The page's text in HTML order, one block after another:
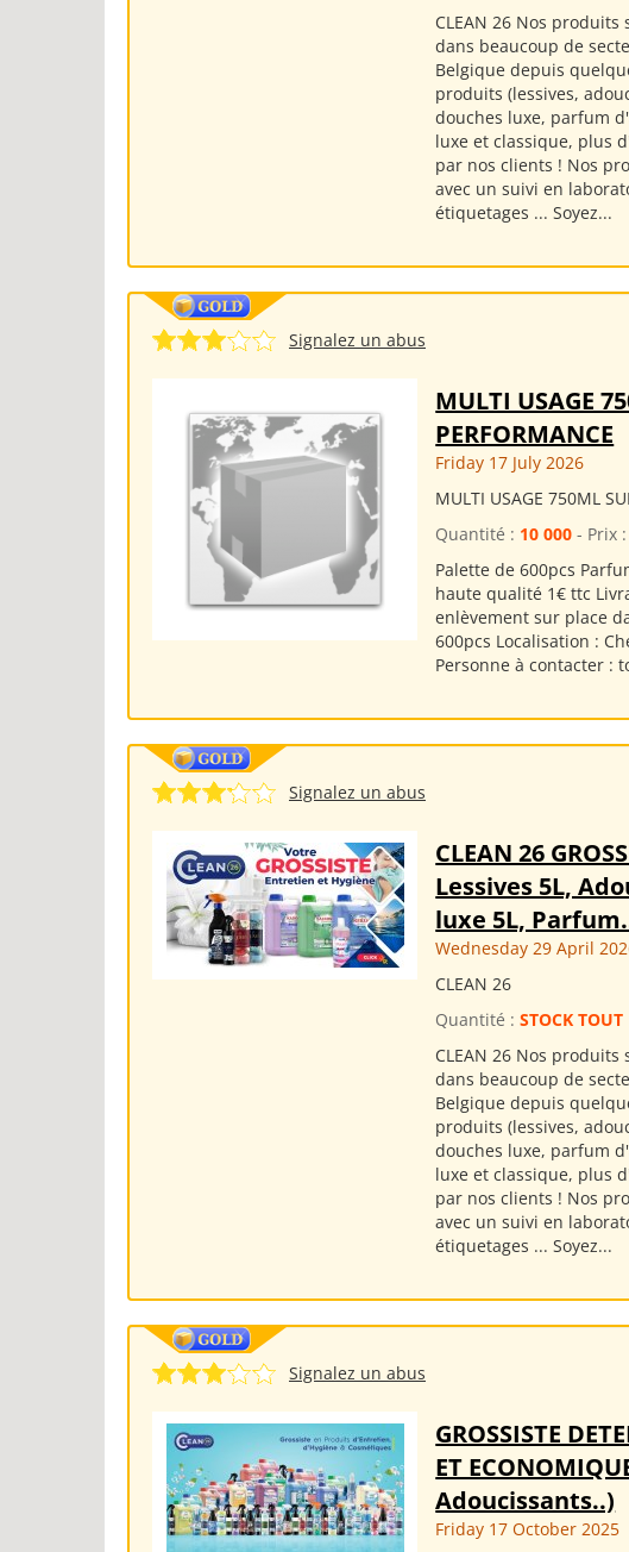
CLEAN 26 Nos
dans beaucoup de
Belgique depuis
produits (lessives,
douches luxe, parfum
luxe et classique, plus
par nos clients ! Nos
avec un suivi en
étiquetages ... Soyez...
Signalez un abus
MULTI USAGE
PERFORMANCE
Friday 17 July 2026
MULTI USAGE 750ML
Quantité : 10 000 - Prix :
Palette de 600pcs
haute qualité 1€ ttc
enlèvement sur place
600pcs Localisation :
Personne à contacter :
Signalez un abus
CLEAN 26
Lessives 5L,
luxe 5L,
Wednesday 29 April
CLEAN 26
Quantité :STOCK TOUT
CLEAN 26 Nos
dans beaucoup de
Belgique depuis
produits (lessives,
douches luxe, parfum
luxe et classique, plus
par nos clients ! Nos
avec un suivi en
étiquetages ... Soyez...
Signalez un abus
GROSSISTE
ET
Adoucissants..)
Friday 17 October 2025